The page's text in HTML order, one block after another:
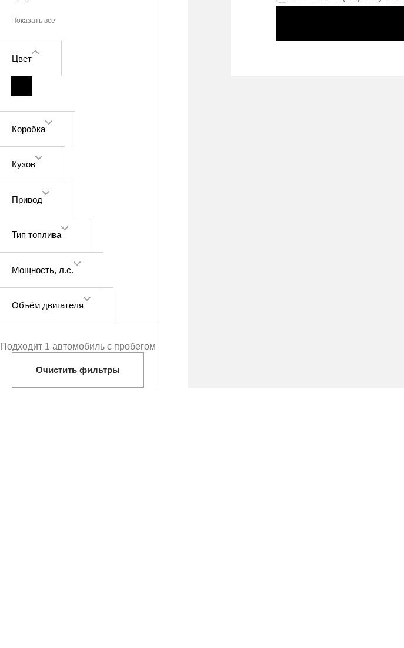
Показать все
Цвет
Коробка
Кузов
Привод
Тип топлива
Мощность, л.с.
Объём двигателя
Подходит 1 автомобиль с пробегом
Очистить фильтры